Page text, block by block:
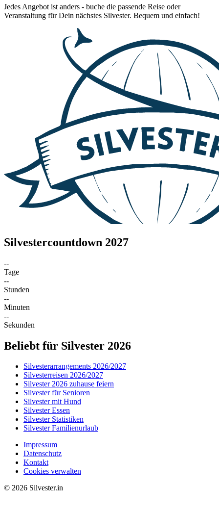
Jedes Angebot ist anders - buche die passende Reise oder
Veranstaltung für Dein nächstes Silvester. Bequem und einfach!
Silvestercountdown 2027
--
Tage
--
Stunden
--
Minuten
--
Sekunden
Beliebt für Silvester 2026
Silvesterarrangements 2026/2027
Silvesterreisen 2026/2027
Silvester 2026 zuhause feiern
Silvester für Senioren
Silvester mit Hund
Silvester Essen
Silvester Statistiken
Silvester Familienurlaub
Impressum
Datenschutz
Kontakt
Cookies verwalten
© 2026 Silvester.in